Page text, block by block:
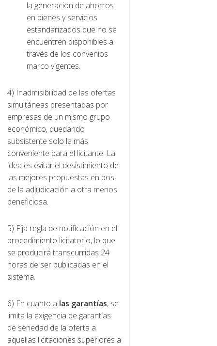
la generación de ahorros
en bienes y servicios
estandarizados que no se
encuentren disponibles a
través de los convenios
marco vigentes.
4) Inadmisibilidad de las ofertas
simultáneas presentadas por
empresas de un mismo grupo
económico, quedando
subsistente solo la más
conveniente para el licitante. La
idea es evitar el desistimiento de
las mejores propuestas en pos
de la adjudicación a otra menos
beneficiosa.
5) Fija regla de notificación en el
procedimiento licitatorio, lo que
se producirá transcurridas 24
horas de ser publicadas en el
sistema.
6) En cuanto a las garantías, se
limita la exigencia de garantías
de seriedad de la oferta a
aquellas licitaciones superiores a